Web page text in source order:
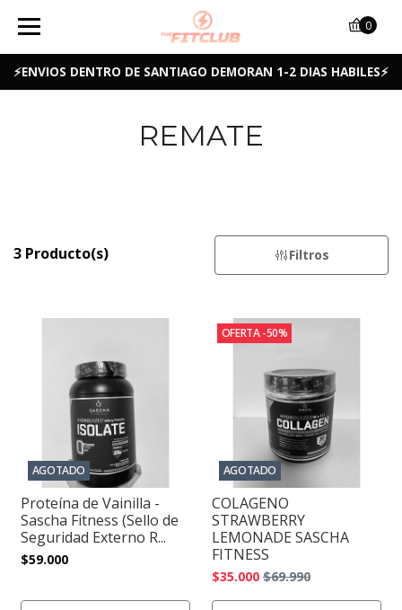
⚡ENVIOS DENTRO DE SANTIAGO DEMORAN 1-2 DIAS HABILES⚡
0
REMATE
3 Producto(s) Filtros
AGOTADO
Proteína de Vainilla -
Sascha Fitness (Sello de
Seguridad Externo R...
$59.000
OFERTA -50%
AGOTADO
COLAGENO
STRAWBERRY
LEMONADE SASCHA
FITNESS
$35.000 $69.990